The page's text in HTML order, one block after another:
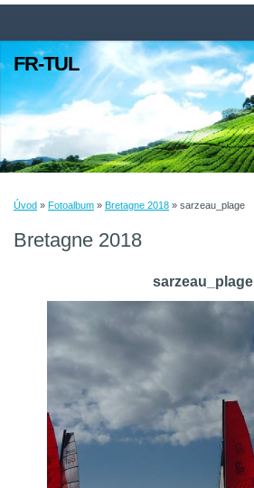
FR-TUL
Úvod » Fotoalbum » Bretagne 2018 » sarzeau_plage
Bretagne 2018
sarzeau_plage